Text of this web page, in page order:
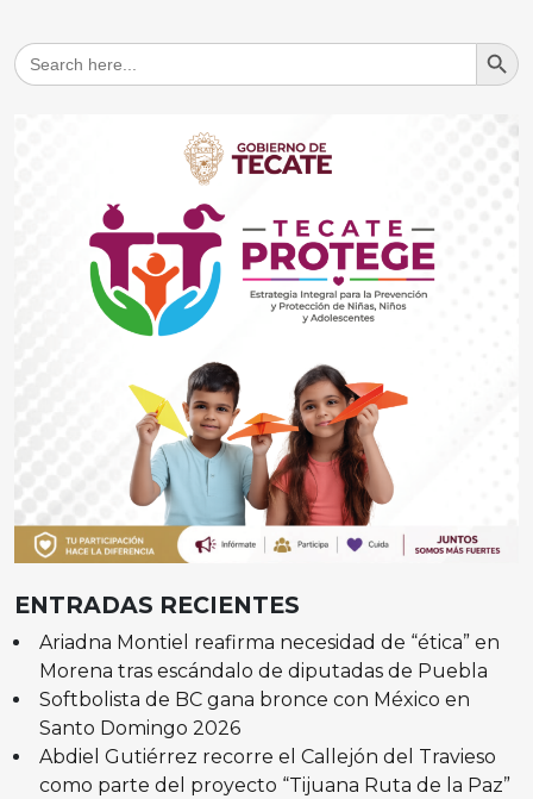
Search
for:
Search
ENTRADAS RECIENTES
Ariadna Montiel reafirma necesidad de “ética” en
Morena tras escándalo de diputadas de Puebla
Softbolista de BC gana bronce con México en
Santo Domingo 2026
Abdiel Gutiérrez recorre el Callejón del Travieso
como parte del proyecto “Tijuana Ruta de la Paz”